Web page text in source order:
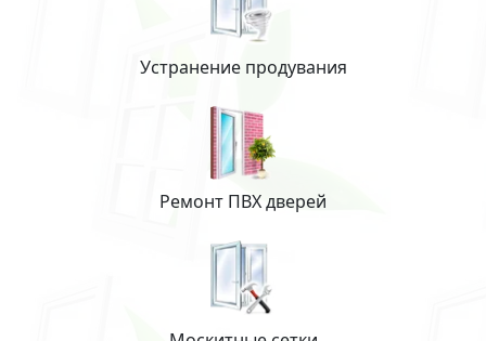
Устранение продувания
Ремонт ПВХ дверей